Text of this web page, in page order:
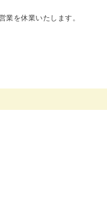
業を休業いたします。